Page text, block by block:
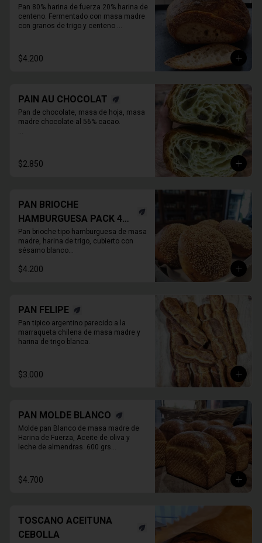
Pan 80% harina de fuerza 20% harina de
centeno. Fermentado con masa madre
con granos de trigo y centeno
REBANAR.
$4.200
PAIN AU CHOCOLAT
Pan de chocolate, masa de hoja, masa
madre chocolate al 56% cacao.
despacho*
$2.850
PAN BRIOCHE
HAMBURGUESA PACK 4
UNIDADES
Pan brioche tipo hamburguesa de masa
madre, harina de trigo, cubierto con
sésamo blanco
$4.200
PAN FELIPE
Pan tipico argentino parecido a la
marraqueta chilena de masa madre y
harina de trigo blanca.
$3.000
PAN MOLDE BLANCO
Molde pan Blanco de masa madre de
Harina de Fuerza, Aceite de oliva y
leche de almendras. 600 grs
$4.700
TOSCANO ACEITUNA
CEBOLLA